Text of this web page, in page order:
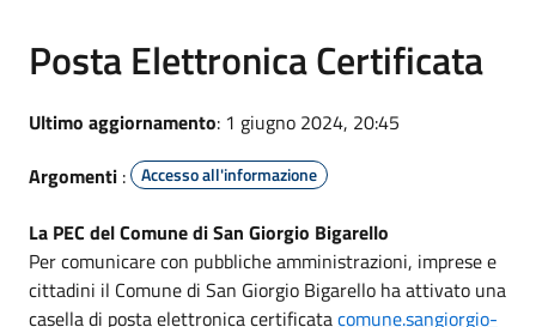
Posta Elettronica Certificata
Ultimo aggiornamento: 1 giugno 2024, 20:45
Argomenti : Accesso all'informazione
La PEC del Comune di San Giorgio Bigarello
Per comunicare con pubbliche amministrazioni, imprese e
cittadini il Comune di San Giorgio Bigarello ha attivato una
casella di posta elettronica certificatacomune.sangiorgio-